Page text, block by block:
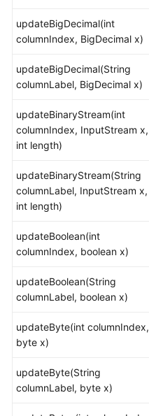
开
于
Go
开
发
录
调
优
南
参
考
updateBigDecimal(int
columnIndex, BigDecimal x)
updateBigDecimal(String
columnLabel, BigDecimal x)
updateBinaryStream(int
columnIndex, InputStream x,
int length)
updateBinaryStream(String
columnLabel, InputStream x,
int length)
updateBoolean(int
columnIndex, boolean x)
updateBoolean(String
columnLabel, boolean x)
updateByte(int columnIndex,
byte x)
updateByte(String
columnLabel, byte x)